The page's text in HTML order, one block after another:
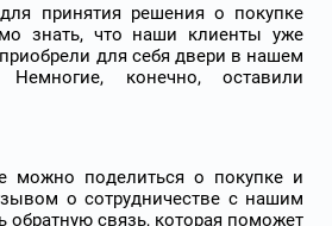
принятия решения о покупке
знать, что наши клиенты уже
для себя двери в нашем
Немногие, конечно, оставили
можно поделиться о покупке и
о сотрудничестве с нашим
обратную связь, которая поможет